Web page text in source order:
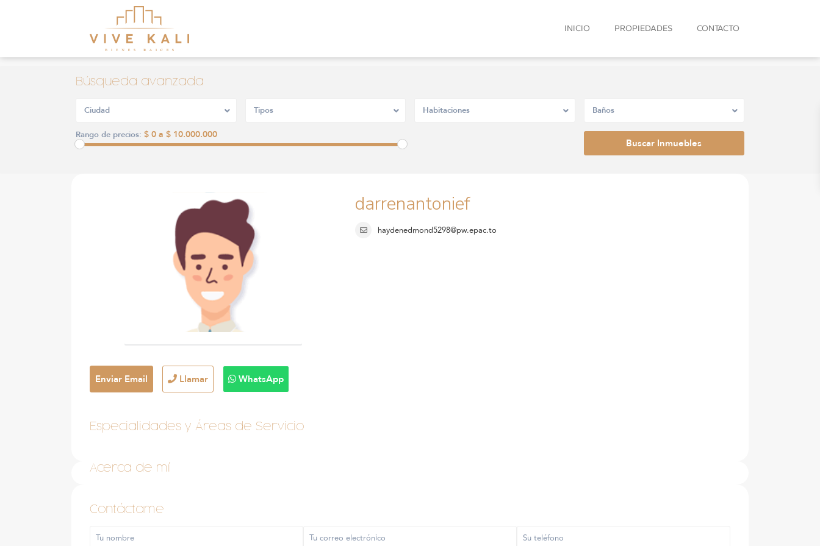
INICIO PROPIEDADES CONTACTO
Búsqueda avanzada
Ciudad Tipos Habitaciones Baños
Rango de precios: $ 0 a $ 10.000.000
darrenantonief
haydenedmond5298@pw.epac.to
Enviar Email Llamar WhatsApp
Especialidades y Áreas de Servicio
Acerca de mí
Contáctame